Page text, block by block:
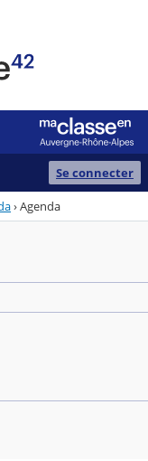
Se connecter
›Agenda